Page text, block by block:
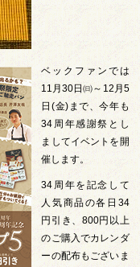
ベックファンでは
11月30日㈰～12月5
日(金)まで、今年も
34周年感謝祭とし
ましてイベントを開
催します。
34周年を記念して
人気商品の各日34
円引き、800円以上
のご購入でカレンダ
ーの配布もございま